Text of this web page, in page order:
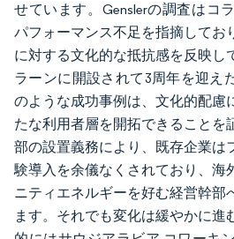
せています。Genslerの調査はコ
パフォーマンス不足を指摘してお
に対する文化的な抵抗感を反映し
ラーンに開設されて3周年を迎え
のような成功事例は、文化的配慮
たな利用者層を開拓できることを
部の設置義務により、既存企業は
験導入を余儀なくされており、海
ニティエネルギーを好む経営幹部
ます。それでも変化は緩やかに進